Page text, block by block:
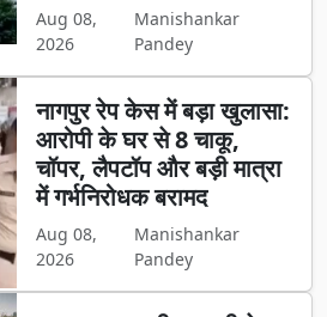
Aug 08,
2026
Manishankar
Pandey
नागपुर रेप केस में बड़ा खुलासा:
आरोपी के घर से 8 चाकू,
चॉपर, लैपटॉप और बड़ी मात्रा
में गर्भनिरोधक बरामद
Aug 08,
2026
Manishankar
Pandey